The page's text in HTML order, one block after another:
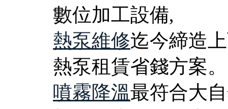
數位加工設備,
熱泵維修迄今締造
熱泵租賃省錢方案。
噴霧降溫最符合大